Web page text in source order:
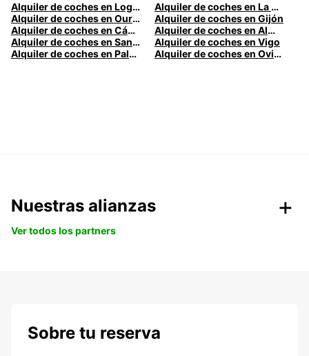
Alquiler de coches en Logroño
Alquiler de coches en La Coruña
Alquiler de coches en Ourense
Alquiler de coches en Gijón
Alquiler de coches en Cádiz
Alquiler de coches en Almería
Alquiler de coches en Santander
Alquiler de coches en Vigo
Alquiler de coches en Palma
Alquiler de coches en Oviedo
Nuestras alianzas
Ver todos los partners
Sobre tu reserva